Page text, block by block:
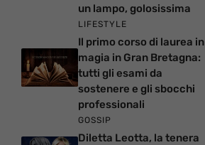
un lampo, golosissima
LIFESTYLE
Il primo corso di laurea in
magia in Gran Bretagna:
tutti gli esami da
sostenere e gli sbocchi
professionali
GOSSIP
Diletta Leotta, la tenera